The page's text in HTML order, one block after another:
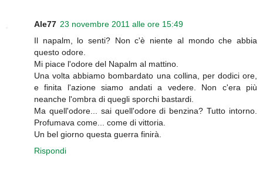
Ale77 23 novembre 2011 alle ore 15:49
Il napalm, lo senti? Non c'è niente al mondo che abbia
questo odore.
Mi piace l'odore del Napalm al mattino.
Una volta abbiamo bombardato una collina, per dodici ore,
e finita l'azione siamo andati a vedere. Non c'era più
neanche l'ombra di quegli sporchi bastardi.
Ma quell'odore... sai quell'odore di benzina? Tutto intorno.
Profumava come... come di vittoria.
Un bel giorno questa guerra finirà.
Rispondi